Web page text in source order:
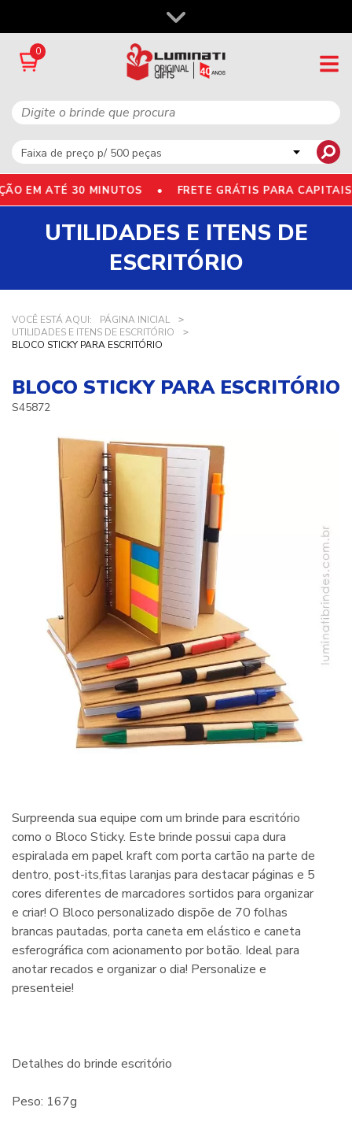
0
ATÉ 30 MINUTOS • FRETE GRÁTIS PARA
UTILIDADES E ITENS DE
ESCRITÓRIO
VOCÊ ESTÁ AQUI:
PÁGINA INICIAL
UTILIDADES E ITENS DE ESCRITÓRIO
BLOCO STICKY PARA ESCRITÓRIO
BLOCO STICKY PARA ESCRITÓRIO
S45872
Surpreenda sua equipe com um brinde para escritório
como o Bloco Sticky. Este brinde possui capa dura
espiralada em papel kraft com porta cartão na parte de
dentro, post-its,fitas laranjas para destacar páginas e 5
cores diferentes de marcadores sortidos para organizar
e criar! O Bloco personalizado dispõe de 70 folhas
brancas pautadas, porta caneta em elástico e caneta
esferográfica com acionamento por botão. Ideal para
anotar recados e organizar o dia! Personalize e
presenteie!
Detalhes do brinde escritório
Peso: 167g